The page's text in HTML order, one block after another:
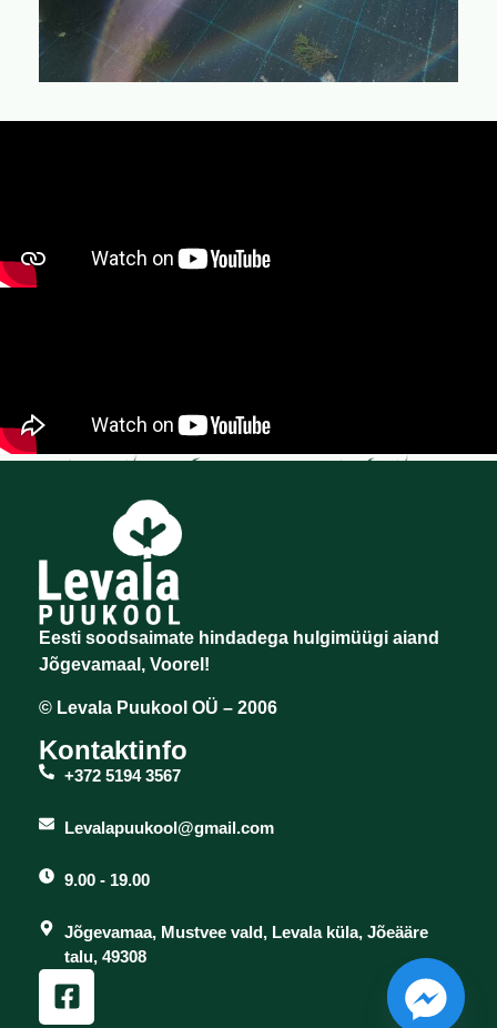
Eesti soodsaimate hindadega hulgimüügi aiand
Jõgevamaal, Voorel!
© Levala Puukool OÜ – 2006
Kontaktinfo
+372 5194 3567
Levalapuukool@gmail.com
9.00 - 19.00
Jõgevamaa, Mustvee vald, Levala küla, Jõeääre
talu, 49308